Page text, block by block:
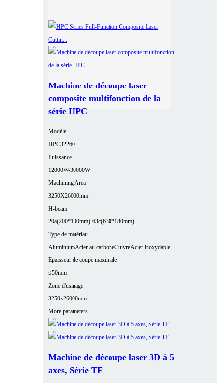
Machine de découpe laser
composite multifonction de la
série HPC
Modèle
HPC32260
Puissance
12000W-30000W
Machining Area
3250X26000mm
H-beam
20a(200*100mm)-63c(630*180mm)
Type de matériau
AluminiumAcier au carboneCuivreAcier inoxydable
Épaisseur de coupe maximale
≤50mm
Zone d'usinage
3250x26000mm
More parameters
Machine de découpe laser 3D à 5
axes, Série TF